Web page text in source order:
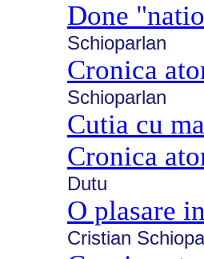
Done
Schioparlan
Cronica
Schioparlan
Cutia cu
Cronica
Dutu
O plasare
Cristian